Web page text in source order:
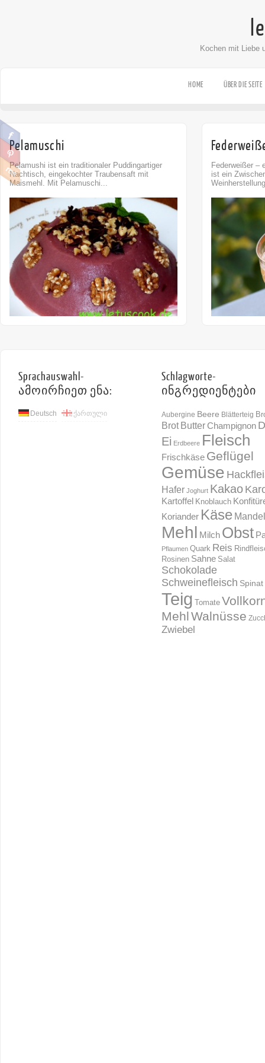
Kochen mit Liebe
HOME ÜBER DIE SEITE
Pelamuschi
Pelamushi ist ein traditionaler Puddingartiger
Nachtisch, eingekochter Traubensaft mit
Maismehl. Mit Pelamuschi...
Federweißer –
ist ein
0
Comment
Sprachauswahl-
ამოირჩიეთ ენა:
Deutsch ქართული
Schlagworte-
ინგრედიენტები
Aubergine Beere Blätterteig
Brot ButterChampignon
Ei Erdbeere Fleisch
Frischkäse Geflügel
Gemüse
Hafer Joghurt Kakao
Kartoffel Knoblauch
Koriander Käse Mandel
Mehl Milch Obst
Pflaumen Quark Reis
Rosinen Sahne Salat
Schokolade
Schweinefleisch Spinat
Teig Tomate
MehlWalnüsse
Zwiebel